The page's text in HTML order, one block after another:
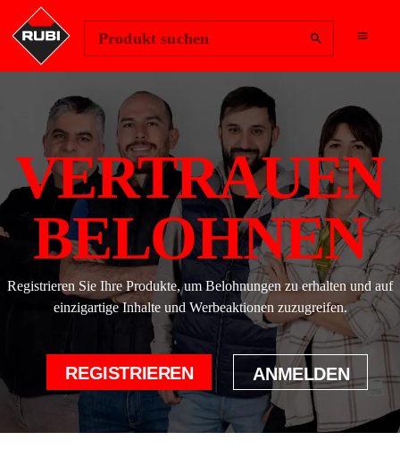
Produkt suchen
VERTRAUEN
BELOHNEN
Registrieren Sie Ihre Produkte, um Belohnungen zu erhalten und auf
einzigartige Inhalte und Werbeaktionen zuzugreifen.
REGISTRIEREN ANMELDEN